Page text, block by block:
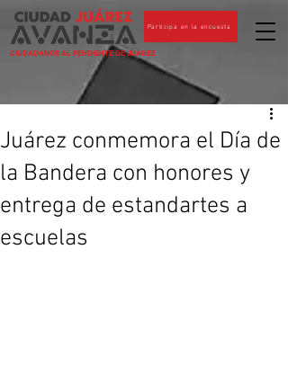
CIUDADANOS AL PENDIENTE DE JUÁREZ
Participa en la encuesta
Juárez conmemora el Día de
la Bandera con honores y
entrega de estandartes a
escuelas